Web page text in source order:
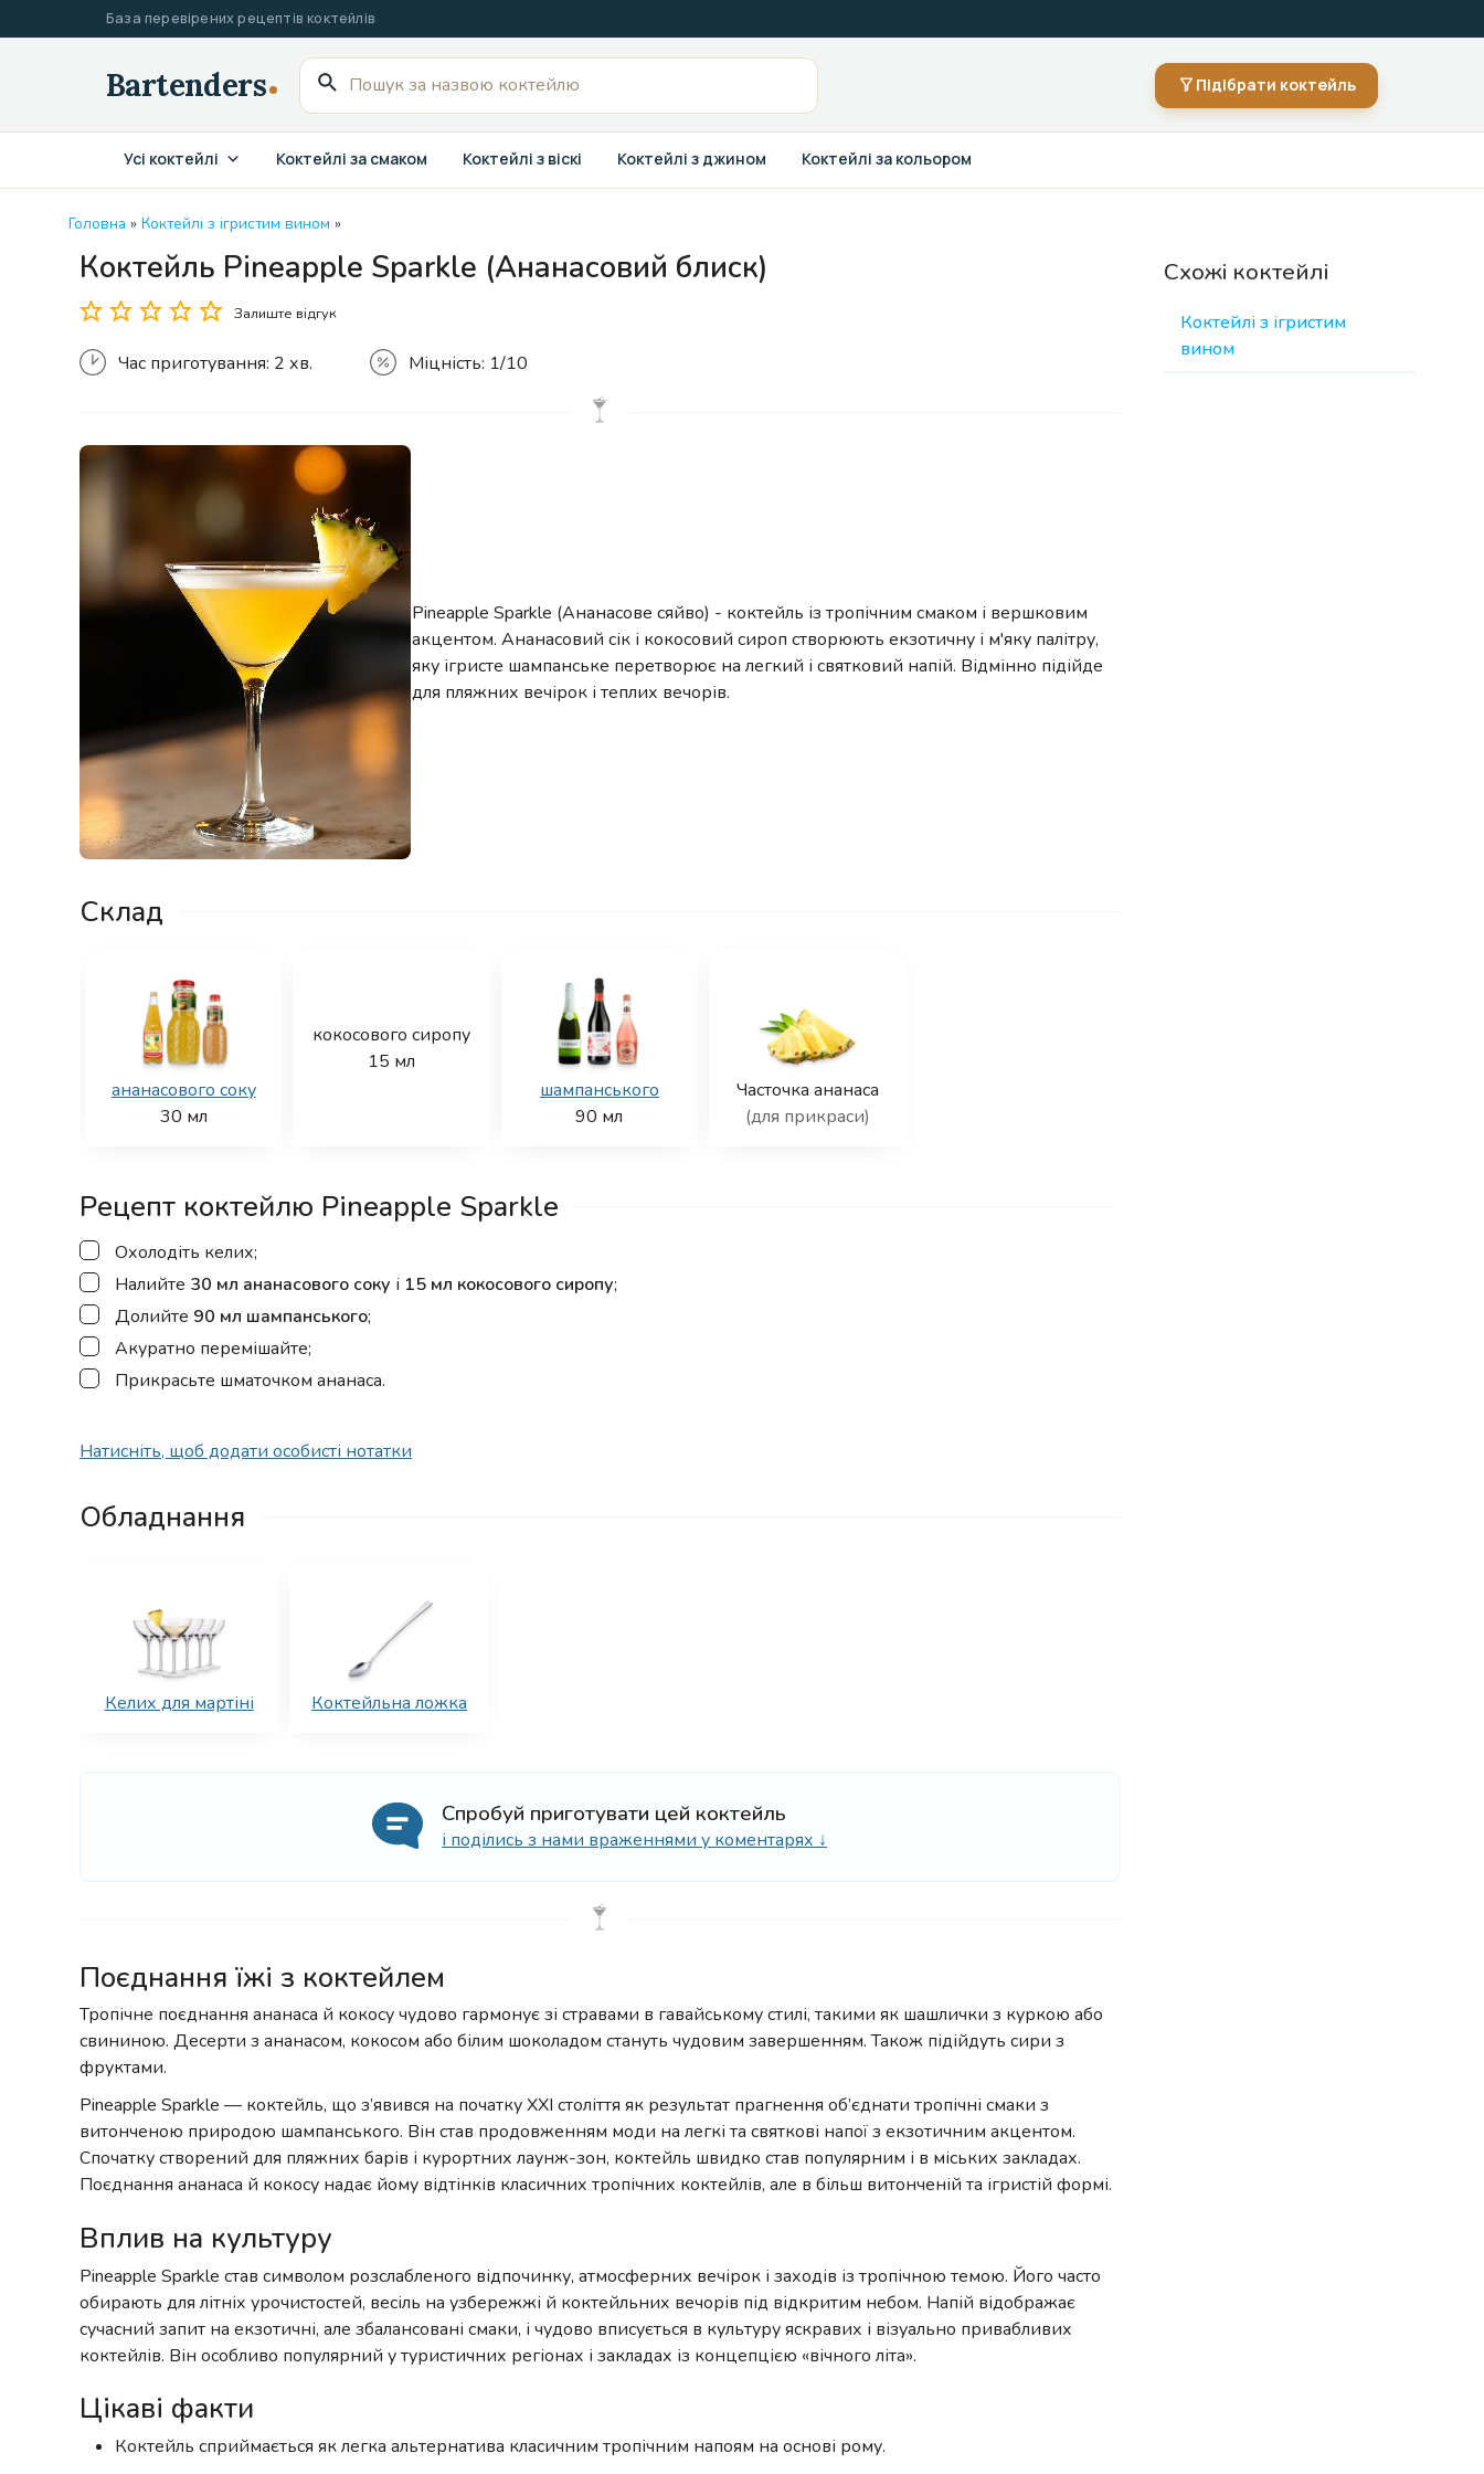
до
База перевірених рецептів коктейлів
Пошук
для:
Підібрати коктейль
Усі коктейлі Коктейлі за смаком Коктейлі з віскі Коктейлі з джином Коктейлі за кольором
Головна » Коктейлі з ігристим вином »
Коктейль Pineapple Sparkle (Ананасовий блиск)
Залиште відгук
Час приготування: 2 хв. Міцність: 1/10
Pineapple Sparkle (Ананасове сяйво) - коктейль із тропічним смаком і вершковим
акцентом. Ананасовий сік і кокосовий сироп створюють екзотичну і м'яку палітру,
яку ігристе шампанське перетворює на легкий і святковий напій. Відмінно підійде
для пляжних вечірок і теплих вечорів.
Склад
ананасового соку
30 мл
кокосового сиропу
15 мл
шампанського
90 мл
Часточка ананаса
(для прикраси)
Рецепт коктейлю Pineapple Sparkle
▢
Охолодіть келих;
▢
Налийте 30 мл ананасового соку і 15 мл кокосового сиропу;
▢
Долийте 90 мл шампанського;
▢
Акуратно перемішайте;
▢
Прикрасьте шматочком ананаса.
Натисніть, щоб додати особисті нотатки
Обладнання
Келих для мартіні Коктейльна ложка
Спробуй приготувати цей коктейль
і поділись з нами враженнями у коментарях ↓
Поєднання їжі з коктейлем
Тропічне поєднання ананаса й кокосу чудово гармонує зі стравами в гавайському стилі, такими як шашлички з куркою або
свининою. Десерти з ананасом, кокосом або білим шоколадом стануть чудовим завершенням. Також підійдуть сири з
фруктами.
Pineapple Sparkle — коктейль, що з’явився на початку XXI століття як результат прагнення об’єднати тропічні смаки з
витонченою природою шампанського. Він став продовженням моди на легкі та святкові напої з екзотичним акцентом.
Спочатку створений для пляжних барів і курортних лаунж-зон, коктейль швидко став популярним і в міських закладах.
Поєднання ананаса й кокосу надає йому відтінків класичних тропічних коктейлів, але в більш витонченій та ігристій формі.
Вплив на культуру
Pineapple Sparkle став символом розслабленого відпочинку, атмосферних вечірок і заходів із тропічною темою. Його часто
обирають для літніх урочистостей, весіль на узбережжі й коктейльних вечорів під відкритим небом. Напій відображає
сучасний запит на екзотичні, але збалансовані смаки, і чудово вписується в культуру яскравих і візуально привабливих
коктейлів. Він особливо популярний у туристичних регіонах і закладах із концепцією «вічного літа».
Цікаві факти
Коктейль сприймається як легка альтернатива класичним тропічним напоям на основі рому.
Схожі коктейлі
Коктейлі з ігристим
вином